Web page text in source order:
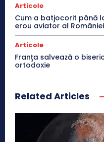
Articole
Cum a batjocorit până
erou aviator al României
Articole
Franţa salvează o
ortodoxie
Related Articles